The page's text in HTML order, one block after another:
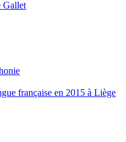
Gallet
française en 2015 à Liège